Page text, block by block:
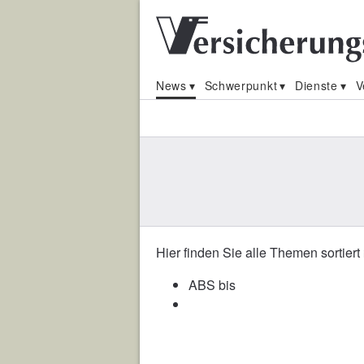
News Schwerpunkt Dienste
Hier finden Sie alle Themen sortiert
ABS bis